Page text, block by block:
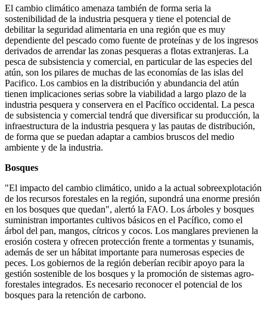
El cambio climático amenaza también de forma seria la
sostenibilidad de la industria pesquera y tiene el potencial de
debilitar la seguridad alimentaria en una región que es muy
dependiente del pescado como fuente de proteínas y de los ingresos
derivados de arrendar las zonas pesqueras a flotas extranjeras. La
pesca de subsistencia y comercial, en particular de las especies del
atún, son los pilares de muchas de las economías de las islas del
Pacifico. Los cambios en la distribución y abundancia del atún
tienen implicaciones serias sobre la viabilidad a largo plazo de la
industria pesquera y conservera en el Pacífico occidental. La pesca
de subsistencia y comercial tendrá que diversificar su producción, la
infraestructura de la industria pesquera y las pautas de distribución,
de forma que se puedan adaptar a cambios bruscos del medio
ambiente y de la industria.
Bosques
"El impacto del cambio climático, unido a la actual sobreexplotación
de los recursos forestales en la región, supondrá una enorme presión
en los bosques que quedan", alertó la FAO. Los árboles y bosques
suministran importantes cultivos básicos en el Pacífico, como el
árbol del pan, mangos, cítricos y cocos. Los manglares previenen la
erosión costera y ofrecen protección frente a tormentas y tsunamis,
además de ser un hábitat importante para numerosas especies de
peces. Los gobiernos de la región deberían recibir apoyo para la
gestión sostenible de los bosques y la promoción de sistemas agro-
forestales integrados. Es necesario reconocer el potencial de los
bosques para la retención de carbono.